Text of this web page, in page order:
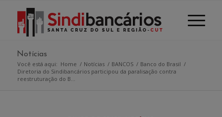
Notícias
Você está aqui: Home / Notícias / BANCOS / Banco do Brasil /
Diretoria do Sindibancários participou da paralisação contra
reestruturação do B...